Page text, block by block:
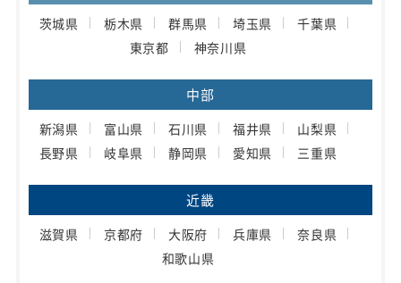
茨城県 栃木県 群馬県 埼玉県
千葉県
東京都
神奈川県
中部
新潟県 富山県 石川県 福井県
山梨県
長野県
岐阜県 静岡県 愛知県 三重県
近畿
滋賀県 京都府 大阪府 兵庫県
奈良県
和歌山県